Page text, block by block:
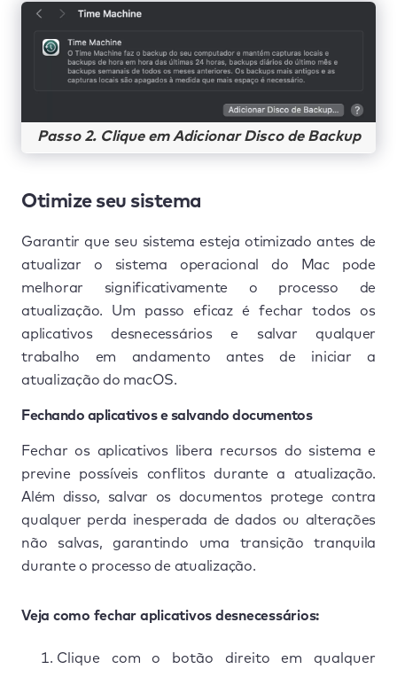
Passo 2. Clique em Adicionar Disco de Backup
Otimize seu sistema
Garantir que seu sistema esteja otimizado antes de
atualizar o sistema operacional do Mac pode
melhorar significativamente o processo de
atualização. Um passo eficaz é fechar todos os
aplicativos desnecessários e salvar qualquer
trabalho em andamento antes de iniciar a
atualização do macOS.
Fechando aplicativos e salvando documentos
Fechar os aplicativos libera recursos do sistema e
previne possíveis conflitos durante a atualização.
Além disso, salvar os documentos protege contra
qualquer perda inesperada de dados ou alterações
não salvas, garantindo uma transição tranquila
durante o processo de atualização.
Veja como fechar aplicativos desnecessários:
Clique com o botão direito em qualquer